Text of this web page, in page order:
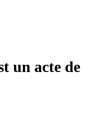
un acte de